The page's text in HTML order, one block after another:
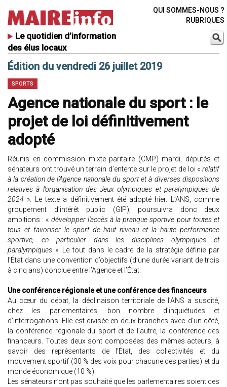
Le quotidien d’information
des élus locaux
QUI SOMMES-NOUS ?
RUBRIQUES
Édition du vendredi 26 juillet 2019
SPORTS
Agence nationale du sport : le
projet de loi définitivement
adopté
Réunis en commission mixte paritaire (CMP) mardi, députés et
sénateurs ont trouvé un terrain d’entente sur le projet de loi « relatif
à la création de l’Agence nationale du sport et à diverses dispositions
relatives à l’organisation des Jeux olympiques et paralympiques de
2024 ». Le texte a définitivement été adopté hier. L’ANS, comme
groupement d’intérêt public (GIP), poursuivra donc deux
ambitions : « développer l’accès à la pratique sportive pour toutes et
tous et favoriser le sport de haut niveau et la haute performance
sportive, en particulier dans les disciplines olympiques et
paralympiques ». Le tout dans le cadre de la stratégie définie par
l’État dans une convention d’objectifs (d’une durée variant de trois
à cinq ans) conclue entre l’Agence et l’État.
Une conférence régionale et une conférence des financeurs
Au cœur du débat, la déclinaison territoriale de l’ANS a suscité,
chez les parlementaires, bon nombre d’inquiétudes et
d’interrogations. Elle est divisée en deux branches avec d’un côté,
la conférence régionale du sport et de l’autre, la conférence des
financeurs. Toutes deux sont composées des mêmes acteurs, à
savoir des représentants de l’État, des collectivités et du
mouvement sportif (30 % des voix pour chacune des parties) et du
monde économique (10 %).
Les sénateurs n’ont pas souhaité que les parlementaires soient des